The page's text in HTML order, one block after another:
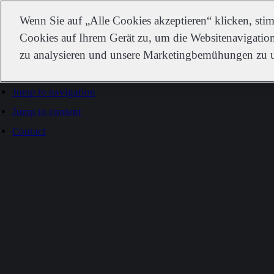
Jump to navigation
Jump to content
Contact
IDEXXWenn Sie auf „Alle Cookies akzeptieren“ klicken,
Cookies auf Ihrem Gerät zu, um die
zu analysieren und unsere Marketingbemühungen zu